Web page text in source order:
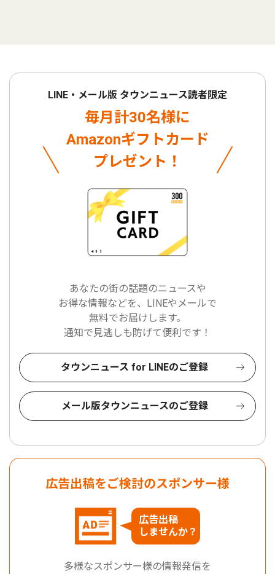
LINE・メール版 タウンニュース読者限定
毎月計30名様に
Amazonギフトカード
プレゼント！
あなたの街の話題のニュースや
お得な情報などを、LINEやメールで
無料でお届けします。
通知で見逃しも防げて便利です！
タウンニュース for LINEのご登録
メール版タウンニュースのご登録
広告出稿をご検討のスポンサー様
広告出稿
しませんか？
多様なスポンサー様の情報発信を